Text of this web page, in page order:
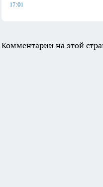
17:01
Комментарии на этой